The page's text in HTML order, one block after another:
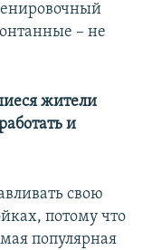
– не
жители
и
свою
потому что
популярная